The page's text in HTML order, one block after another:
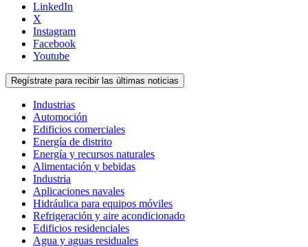
LinkedIn
X
Instagram
Facebook
Youtube
Regístrate para recibir las últimas noticias
Industrias
Automoción
Edificios comerciales
Energía de distrito
Energía y recursos naturales
Alimentación y bebidas
Industria
Aplicaciones navales
Hidráulica para equipos móviles
Refrigeración y aire acondicionado
Edificios residenciales
Agua y aguas residuales